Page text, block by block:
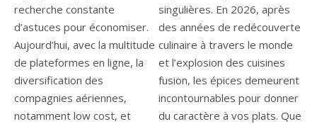
recherche constante
d’astuces pour économiser.
Aujourd’hui, avec la multitude
de plateformes en ligne, la
diversification des
compagnies aériennes,
notamment low cost, et
singulières. En 2026, après
des années de redécouverte
culinaire à travers le monde
et l’explosion des cuisines
fusion, les épices demeurent
incontournables pour donner
du caractère à vos plats. Que